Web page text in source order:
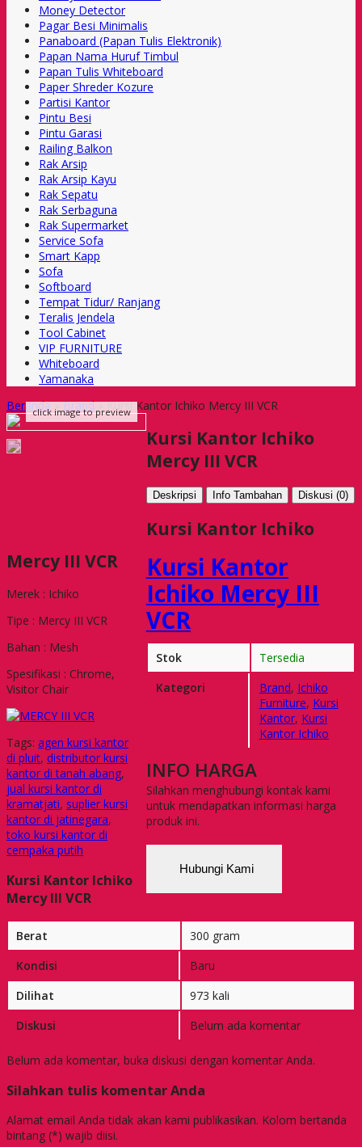
Money Detector
Pagar Besi Minimalis
Panaboard (Papan Tulis Elektronik)
Papan Nama Huruf Timbul
Papan Tulis Whiteboard
Paper Shreder Kozure
Partisi Kantor
Pintu Besi
Pintu Garasi
Railing Balkon
Rak Arsip
Rak Arsip Kayu
Rak Sepatu
Rak Serbaguna
Rak Supermarket
Service Sofa
Smart Kapp
Sofa
Softboard
Tempat Tidur/ Ranjang
Teralis Jendela
Tool Cabinet
VIP FURNITURE
Whiteboard
Yamanaka
Beranda»Brand»Kursi Kantor Ichiko Mercy III VCR
click image to preview
Kursi Kantor
Ichiko Mercy III
VCR
Stok
Tersedia
Kategori
Brand, Ichiko
Furniture, Kursi
Kantor, Kursi
Kantor Ichiko
INFO HARGA
Silahkan menghubungi kontak kami
untuk mendapatkan informasi harga
produk ini.
Hubungi Kami
Kursi Kantor Ichiko
Mercy III VCR
Deskripsi Info Tambahan Diskusi (0)
Kursi Kantor Ichiko
Mercy III VCR
Merek : Ichiko
Tipe : Mercy III VCR
Bahan : Mesh
Spesifikasi : Chrome,
Visitor Chair
Tags: agen kursi kantor
di pluit, distributor kursi
kantor di tanah abang,
jual kursi kantor di
kramatjati, suplier kursi
kantor di jatinegara,
toko kursi kantor di
cempaka putih
Kursi Kantor Ichiko
Mercy III VCR
Berat
300 gram
Kondisi
Baru
Dilihat
973 kali
Diskusi
Belum ada komentar
Belum ada komentar, buka diskusi dengan komentar Anda.
Silahkan tulis komentar Anda
Alamat email Anda tidak akan kami publikasikan. Kolom bertanda
bintang (*) wajib diisi.